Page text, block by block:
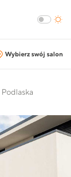
Wybierz swój salon